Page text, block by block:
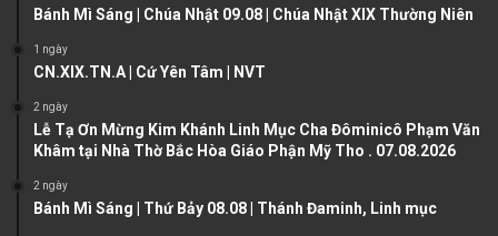
u
p
g
g
Bánh Mì Sáng | Chúa Nhật 09.08 | Chúa Nhật XIX Thường Niên
1 ngày
CN.XIX.TN.A | Cứ Yên Tâm | NVT
2 ngày
Lễ Tạ Ơn Mừng Kim Khánh Linh Mục Cha Đôminicô Phạm Văn
Khâm tại Nhà Thờ Bắc Hòa Giáo Phận Mỹ Tho . 07.08.2026
2 ngày
Bánh Mì Sáng | Thứ Bảy 08.08 | Thánh Đaminh, Linh mục